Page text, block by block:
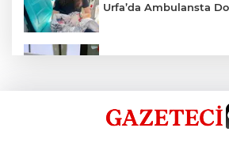
Urfa’da Ambulansta
Sezon 18 Ağustos'ta